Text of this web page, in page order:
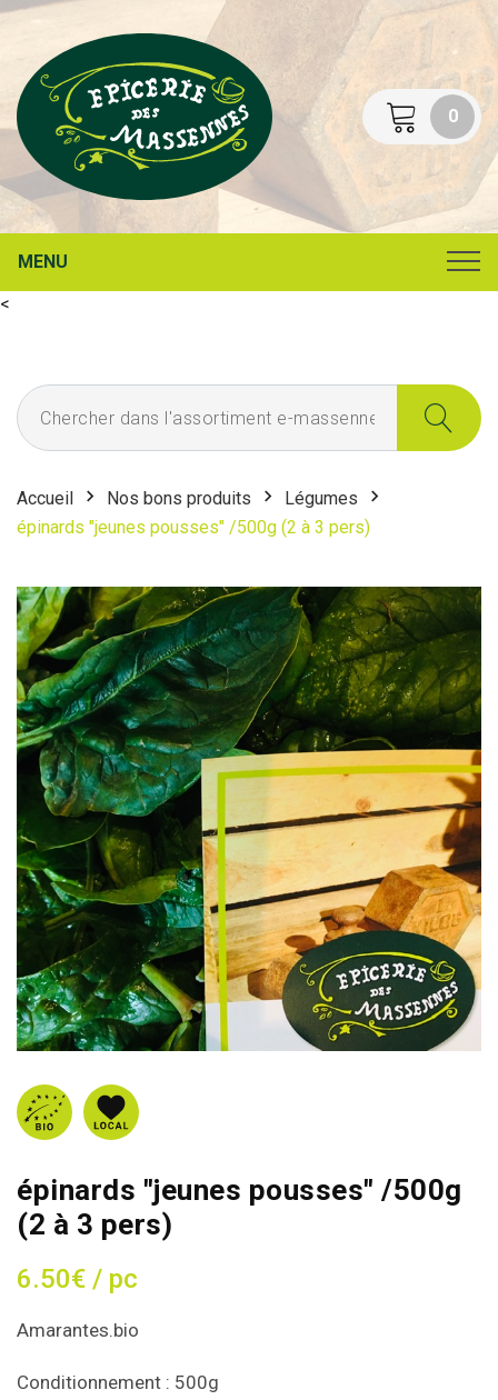
0
MENU
<
Chercher dans l'assortiment e-massennes
Accueil Nos bons produits
Légumes
épinards "jeunes pousses" /500g (2 à 3 pers)
épinards "jeunes pousses" /500g
(2 à 3 pers)
6.50€ / pc
Amarantes.bio
Conditionnement : 500g